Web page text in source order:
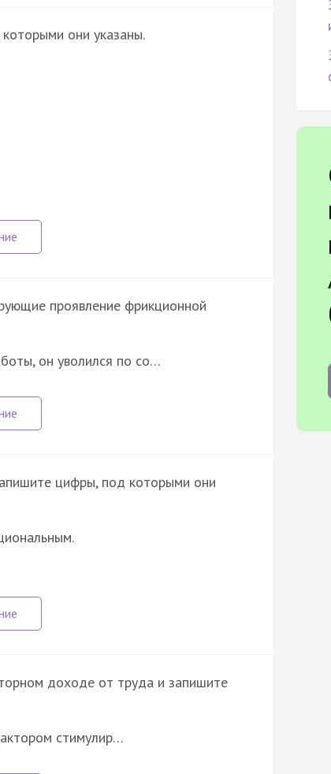
они указаны.
проявление фрикционной
он уволился по со…
цифры, под которыми они
доходе от труда и запишите
стимулир…